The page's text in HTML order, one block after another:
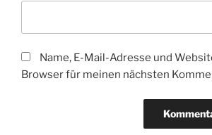
Name, E-Mail-Adresse und
Browser für meinen nächsten